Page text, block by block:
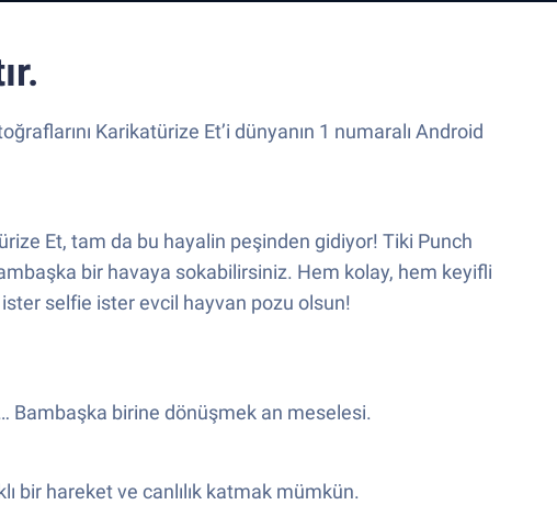
Karikatürize Et’i dünyanın 1 numaralı Android
Et, tam da bu hayalin peşinden gidiyor! Tiki Punch
bir havaya sokabilirsiniz. Hem kolay, hem keyifli
ister selfie ister evcil hayvan pozu olsun!
Bambaşka birine dönüşmek an meselesi.
bir hareket ve canlılık katmak mümkün.